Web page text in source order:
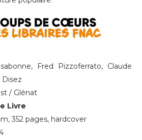
Fred Pizzoferrato, Claude
Disez
/ Glénat
Livre
352 pages, hardcover